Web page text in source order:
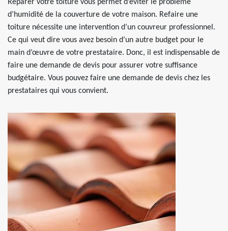
Réparer votre toiture vous permet d’éviter le problème
d’humidité de la couverture de votre maison. Refaire une
toiture nécessite une intervention d’un couvreur professionnel.
Ce qui veut dire vous avez besoin d’un autre budget pour le
main d’œuvre de votre prestataire. Donc, il est indispensable de
faire une demande de devis pour assurer votre suffisance
budgétaire. Vous pouvez faire une demande de devis chez les
prestataires qui vous convient.